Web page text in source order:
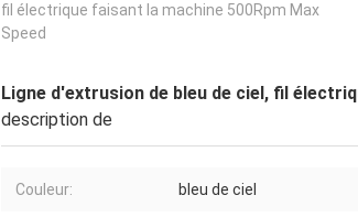
fil électrique faisant la machine 500Rpm Max
Speed
Ligne d'extrusion de bleu de ciel, fil
description de
Couleur: bleu de ciel